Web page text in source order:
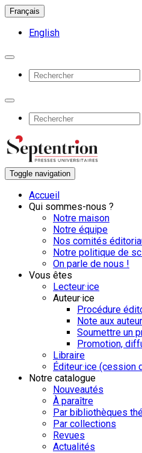
Français
English
Toggle navigation
Accueil
Qui sommes-nous ?
Notre maison
Notre équipe
Nos comités
Notre politique de
On parle de nous !
Vous êtes
Lecteur·ice
Auteur·ice
Procédure
Note aux
Soumettre un
Promotion,
Libraire
Éditeur·ice (cession
Notre catalogue
Nouveautés
À paraître
Par bibliothèques
Par collections
Revues
Actualités